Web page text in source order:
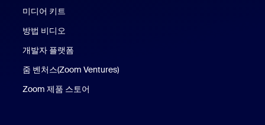
미디어 키트
방법 비디오
개발자 플랫폼
줌 벤처스(Zoom Ventures)
Zoom 제품 스토어